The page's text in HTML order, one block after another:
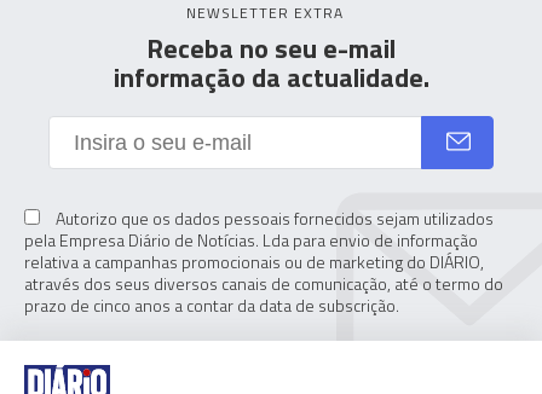
NEWSLETTER EXTRA
Receba no seu e-mail
informação da actualidade.
Autorizo que os dados pessoais fornecidos sejam utilizados
pela Empresa Diário de Notícias. Lda para envio de informação
relativa a campanhas promocionais ou de marketing do DIÁRIO,
através dos seus diversos canais de comunicação, até o termo do
prazo de cinco anos a contar da data de subscrição.